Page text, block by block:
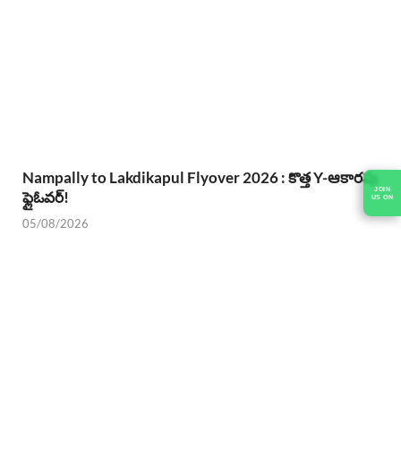
JOIN
US ON
Nampally to Lakdikapul Flyover 2026 : కొత్త Y-ఆకారపు
ఫ్లైఓవర్!
05/08/2026